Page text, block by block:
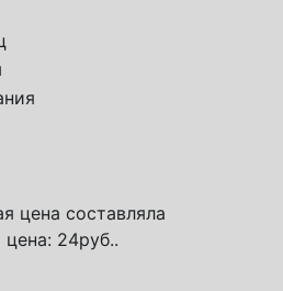
цена составляла
24руб..